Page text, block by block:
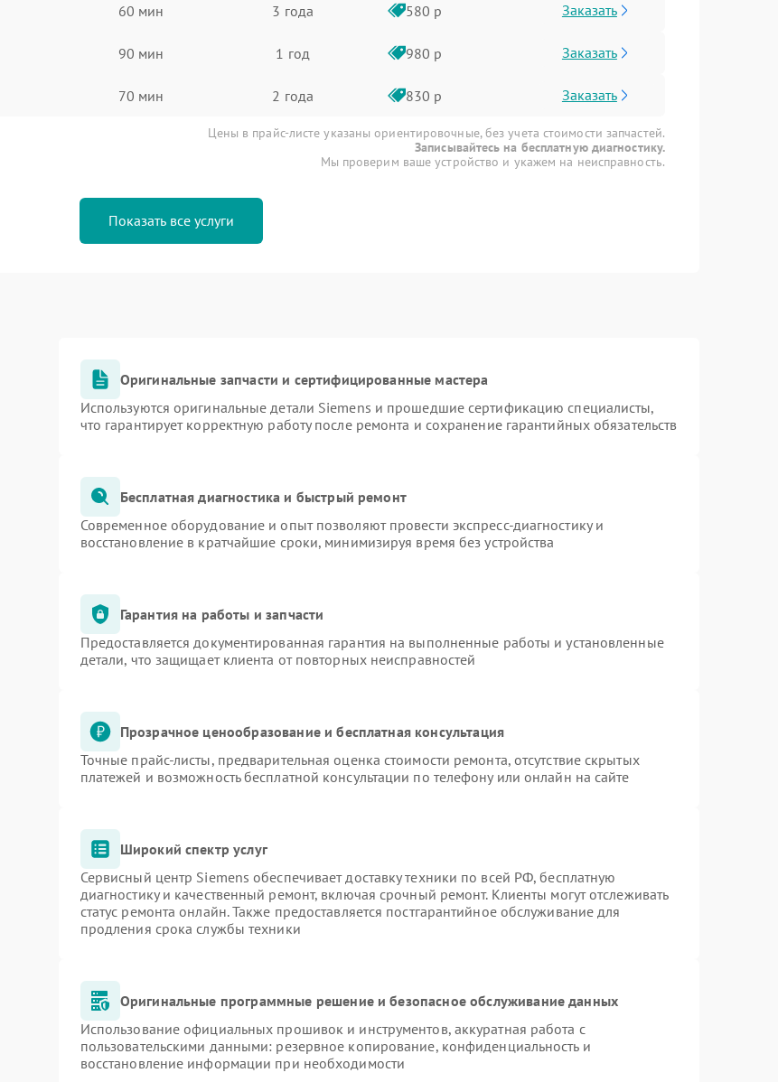
60 мин 3 года 580 р Заказать
90 мин 1 год 980 р Заказать
70 мин 2 года 830 р Заказать
Цены в прайс-листе указаны ориентировочные, без учета стоимости запчастей.
Записывайтесь на бесплатную диагностику.
Мы проверим ваше устройство и укажем на неисправность.
Показать все услуги
Оригинальные запчасти и сертифицированные мастера
Используются оригинальные детали Siemens и прошедшие сертификацию специалисты,
что гарантирует корректную работу после ремонта и сохранение гарантийных обязательств
Бесплатная диагностика и быстрый ремонт
Современное оборудование и опыт позволяют провести экспресс-диагностику и
восстановление в кратчайшие сроки, минимизируя время без устройства
Гарантия на работы и запчасти
Предоставляется документированная гарантия на выполненные работы и установленные
детали, что защищает клиента от повторных неисправностей
Прозрачное ценообразование и бесплатная консультация
Точные прайс-листы, предварительная оценка стоимости ремонта, отсутствие скрытых
платежей и возможность бесплатной консультации по телефону или онлайн на сайте
Широкий спектр услуг
Сервисный центр Siemens обеспечивает доставку техники по всей РФ, бесплатную
диагностику и качественный ремонт, включая срочный ремонт. Клиенты могут отслеживать
статус ремонта онлайн. Также предоставляется постгарантийное обслуживание для
продления срока службы техники
Оригинальные программные решение и безопасное обслуживание данных
Использование официальных прошивок и инструментов, аккуратная работа с
пользовательскими данными: резервное копирование, конфиденциальность и
восстановление информации при необходимости